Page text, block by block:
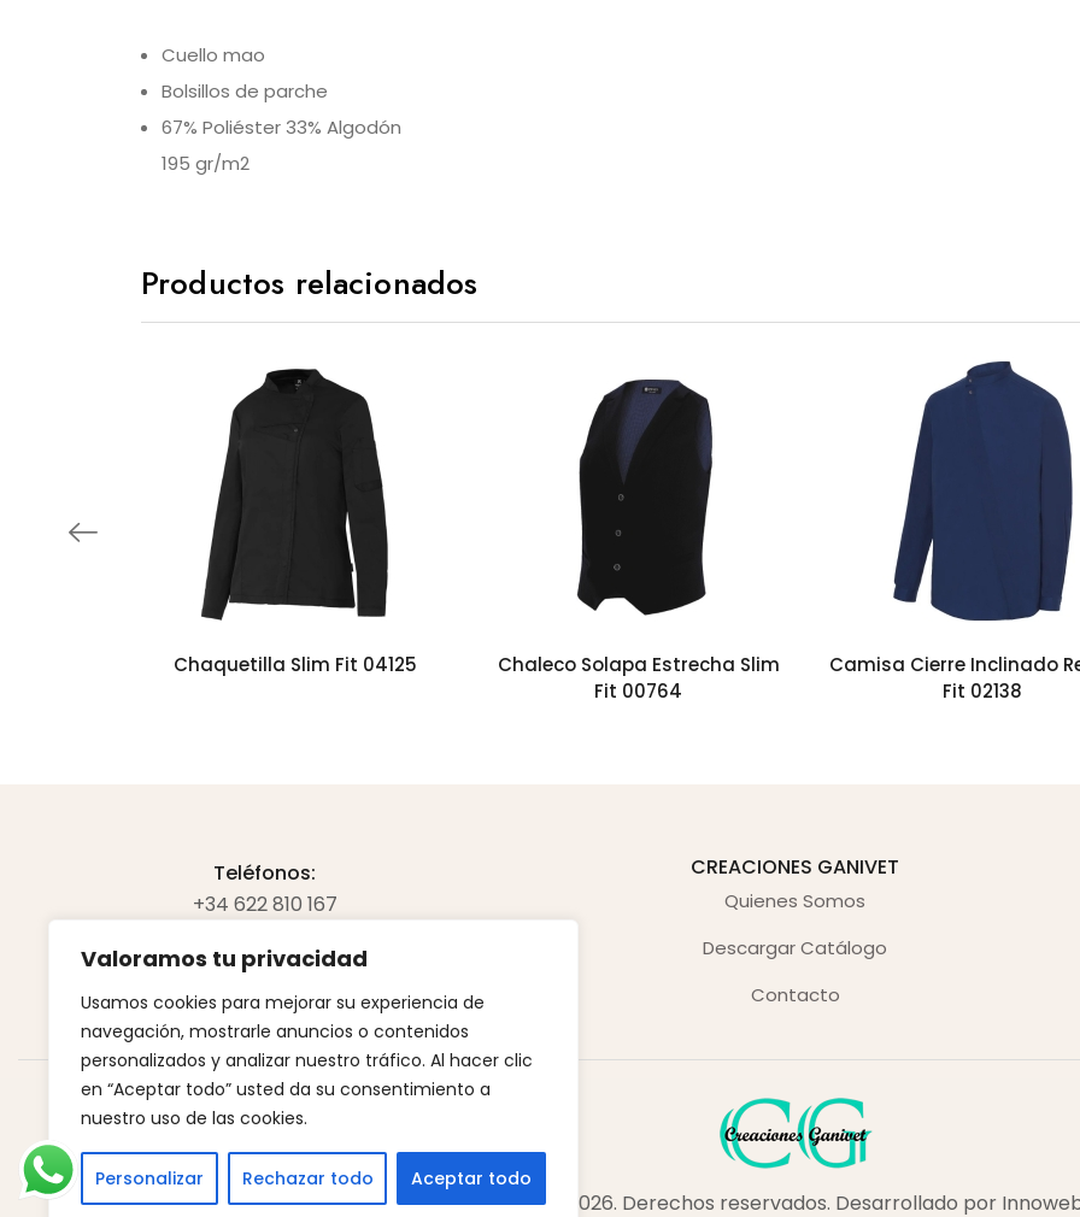
Valoramos tu privacidad
Usamos cookies para mejorar su experiencia de
navegación, mostrarle anuncios o contenidos
personalizados y analizar nuestro tráfico. Al hacer clic
en “Aceptar todo” usted da su consentimiento a
nuestro uso de las cookies.
Personalizar Rechazar todo Aceptar todo
Cuello mao
Bolsillos de parche
67% Poliéster 33% Algodón
195 gr/m2
Productos relacionados
Chaquetilla Slim Fit 04125
Chaleco Solapa Estrecha Slim
Fit 00764
Camisa Cierre Inclinado
Fit 02138
Teléfonos:
+34 622 810 167
Email:
creacionesganivet@gmail.com
CREACIONES GANIVET
Quienes Somos
Descargar Catálogo
Contacto
Copyright © 2026. Derechos reservados. Desarrollado por